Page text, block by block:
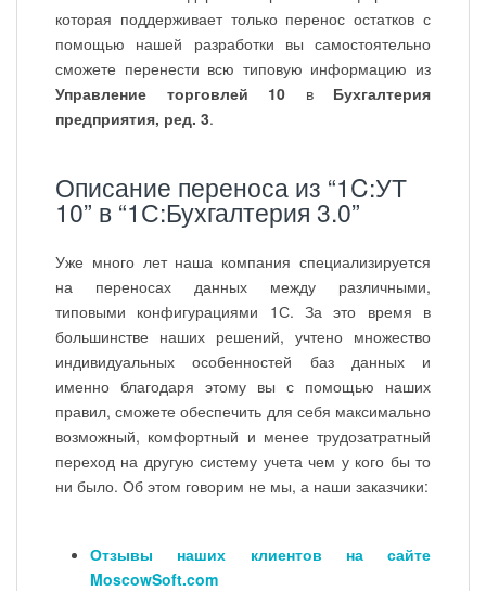
которая поддерживает только перенос остатков с
помощью нашей разработки вы самостоятельно
сможете перенести всю типовую информацию из
Управление торговлей 10 в Бухгалтерия
предприятия, ред. 3.
Описание переноса из “1C:УТ
10” в “1С:Бухгалтерия 3.0”
Уже много лет наша компания специализируется
на переносах данных между различными,
типовыми конфигурациями 1С. За это время в
большинстве наших решений, учтено множество
индивидуальных особенностей баз данных и
именно благодаря этому вы с помощью наших
правил, сможете обеспечить для себя максимально
возможный, комфортный и менее трудозатратный
переход на другую систему учета чем у кого бы то
ни было. Об этом говорим не мы, а наши заказчики:
Отзывы наших клиентов на сайте
MoscowSoft.com